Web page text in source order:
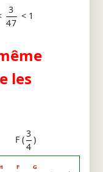
3
47
< 1
les
F (
3
4
)
H G
F